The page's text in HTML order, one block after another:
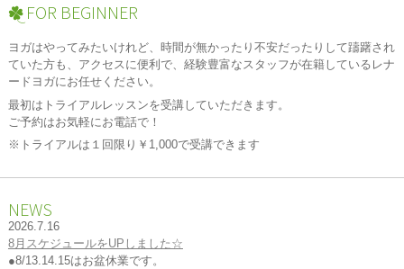
FOR BEGINNER
ヨガはやってみたいけれど、時間が無かったり不安だったりして躊躇され
ていた方も、アクセスに便利で、経験豊富なスタッフが在籍しているレナ
ードヨガにお任せください。
最初はトライアルレッスンを受講していただきます。
ご予約はお気軽にお電話で！
※トライアルは１回限り￥1,000で受講できます
NEWS
2026.7.16
8月スケジュールをUPしました☆
●8/13.14.15はお盆休業です。